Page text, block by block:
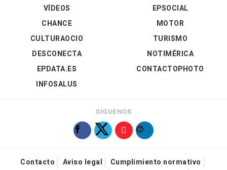
VÍDEOS
EPSOCIAL
CHANCE
CULTURAOCIO
DESCONECTA
EPDATA.ES
INFOSALUS
MOTOR
TURISMO
NOTIMÉRICA
CONTACTOPHOTO
SÍGUENOS
Contacto Aviso legal
Cumplimiento normativo